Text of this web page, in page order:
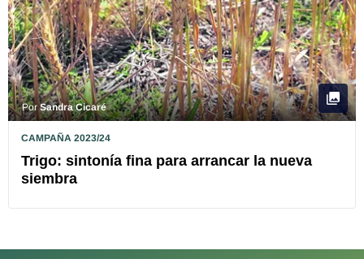
PorSandra Cicaré
CAMPAÑA 2023/24
Trigo: sintonía fina para arrancar la nueva
siembra